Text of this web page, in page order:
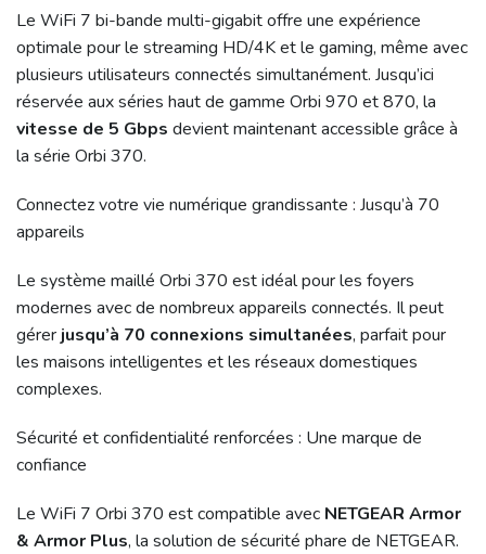
Le WiFi 7 bi-bande multi-gigabit offre une expérience
optimale pour le streaming HD/4K et le gaming, même avec
plusieurs utilisateurs connectés simultanément. Jusqu’ici
réservée aux séries haut de gamme Orbi 970 et 870, la
vitesse de 5 Gbps devient maintenant accessible grâce à
la série Orbi 370.
Connectez votre vie numérique grandissante : Jusqu’à 70
appareils
Le système maillé Orbi 370 est idéal pour les foyers
modernes avec de nombreux appareils connectés. Il peut
gérer jusqu’à 70 connexions simultanées, parfait pour
les maisons intelligentes et les réseaux domestiques
complexes.
Sécurité et confidentialité renforcées : Une marque de
confiance
Le WiFi 7 Orbi 370 est compatible avec NETGEAR Armor
& Armor Plus, la solution de sécurité phare de NETGEAR.